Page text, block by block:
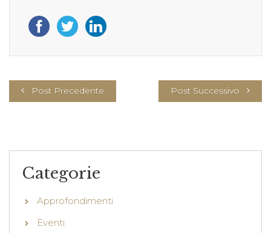
Post Precedente Post Successivo
Categorie
Approfondimenti
Eventi